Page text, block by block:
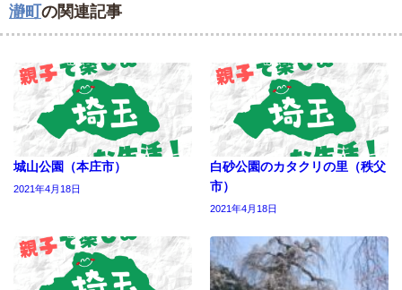
瀞町 の関連記事
城山公園（本庄市）
2021年4月18日
白砂公園のカタクリの里（秩父
市）
2021年4月18日